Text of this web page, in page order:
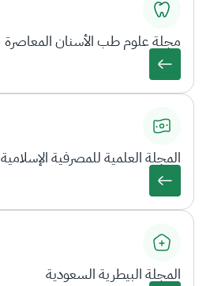
مجلة علوم طب الأسنان المعاصرة
المجلة العلمية للمصرفية الإسلامية
المجلة البيطرية السعودية